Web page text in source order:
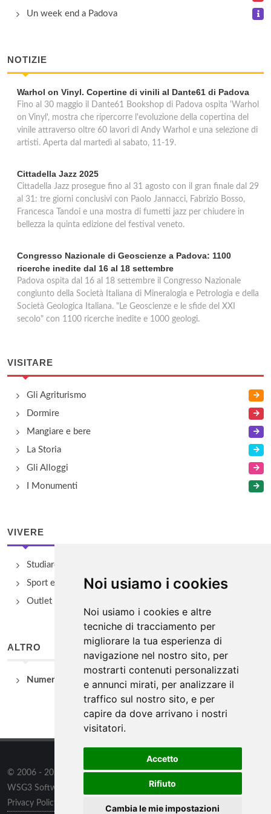
Noi usiamo i cookies
Noi usiamo i cookies e altre
tecniche di tracciamento per
migliorare la tua esperienza di
navigazione nel nostro sito, per
mostrarti contenuti personalizzati
e annunci mirati, per analizzare il
traffico sul nostro sito, e per
capire da dove arrivano i nostri
visitatori.
Accetto
Rifiuto
Cambia le mie impostazioni
via Jacopo Facciolati 77, Padova
Un week end a Padova
NOTIZIE
Warhol on Vinyl. Copertine di vinili al Dante61 di Padova
Fino al 30 maggio il Dante61 Bookshop di Padova ospita 'Warhol
on Vinyl', mostra che ripercorre l'evoluzione della copertina del
vinile attraverso oltre 60 lavori di Andy Warhol e una selezione di
artisti. Aperta dal martedì al sabato, 11-19.
Cittadella Jazz 2025
Cittadella Jazz prosegue fino al 31 agosto con il gran finale dal 29
al 31: tre giorni conclusivi con Paolo Jannacci, Fabrizio Bosso,
Francesca Tandoi e una mostra di fumetti jazz per chiudere in
bellezza la quinta edizione del festival veneto.
Congresso Nazionale di Geoscienze a Padova: 1100
ricerche inedite dal 16 al 18 settembre
Padova ospita dal 16 al 18 settembre il Congresso Nazionale
congiunto della Società Italiana di Mineralogia e Petrologia e della
Società Geologica Italiana. "Le Geoscienze e le sfide del XXI
secolo" con 1100 ricerche inedite e 1000 geologi.
VISITARE
Gli Agriturismo
Dormire
Mangiare e bere
La Storia
Gli Alloggi
I Monumenti
VIVERE
Studiare
Sport e Benessere
Outlet e spacci aziendali
ALTRO
Numeri Utili
© 2006 - 2026 WSG3 STUDIOtutti i diritti riservati. Powered by
WSG3 Software
Privacy Policy
Preferenze sui Cookies